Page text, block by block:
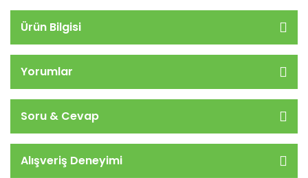
Ürün Bilgisi
Yorumlar
Soru & Cevap
Alışveriş Deneyimi